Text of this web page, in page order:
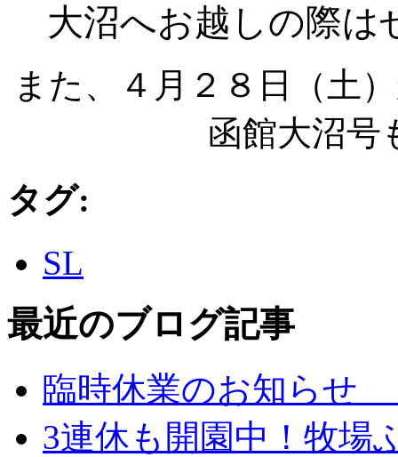
大沼へお越しの際は
また、４月２８日（土
函館大沼号
タグ:
SL
最近のブログ記事
臨時休業のお知らせ
3連休も開園中！牧場